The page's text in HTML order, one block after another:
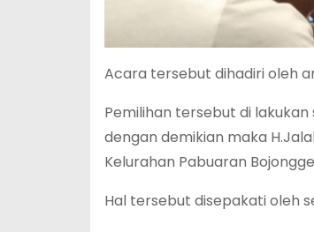
Acara tersebut dihadiri oleh
Pemilihan tersebut di
dengan demikian maka
Kelurahan Pabuaran
Hal tersebut disepakati oleh